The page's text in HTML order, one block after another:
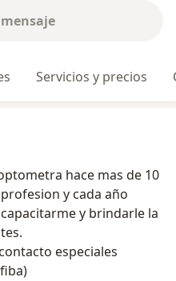
Servicios y precios
hace mas de 10
y cada año
y brindarle la
especiales